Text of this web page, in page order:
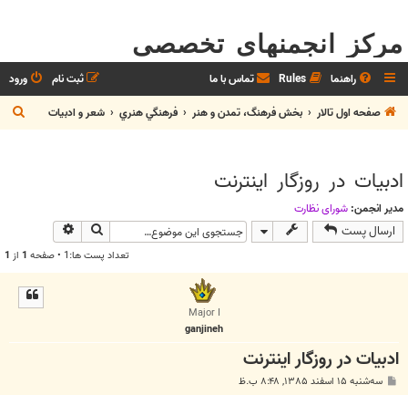
مرکز انجمنهای تخصصی
راهنما Rules تماس با ما ورود
ثبت نام
صفحه اول تالار
بخش فرهنگ، تمدن و هنر فرهنگي هنري شعر و ادبيات
س
ادبیات در روزگار اینترنت
مدیر انجمن: شوراي نظارت
ارسال پست جستجو
تعداد پست ها:1 • صفحه 1 از 1
Major I
ganjineh
ادبیات در روزگار اینترنت
سه‌شنبه ۱۵ اسفند ۱۳۸۵, ۸:۴۸ ب.ظ